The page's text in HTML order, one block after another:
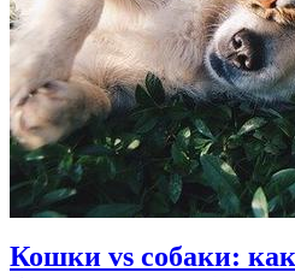
Кошки vs собаки: